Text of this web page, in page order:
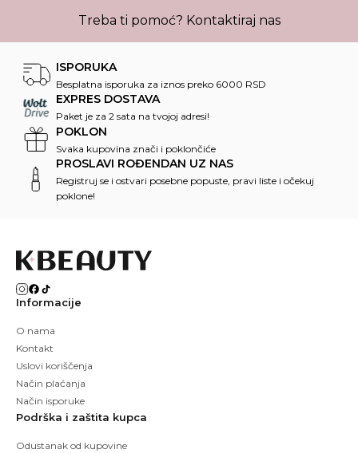
Treba ti pomoć? Kontaktiraj nas
ISPORUKA
Besplatna isporuka za iznos preko 6000 RSD
EXPRES DOSTAVA
Paket je za 2 sata na tvojoj adresi!
POKLON
Svaka kupovina znači i poklončiće
PROSLAVI ROĐENDAN UZ NAS
Registruj se i ostvari posebne popuste, pravi liste i očekuj
poklone!
Informacije
O nama
Kontakt
Uslovi koriščenja
Način plaćanja
Način isporuke
Podrška i zaštita kupca
Odustanak od kupovine